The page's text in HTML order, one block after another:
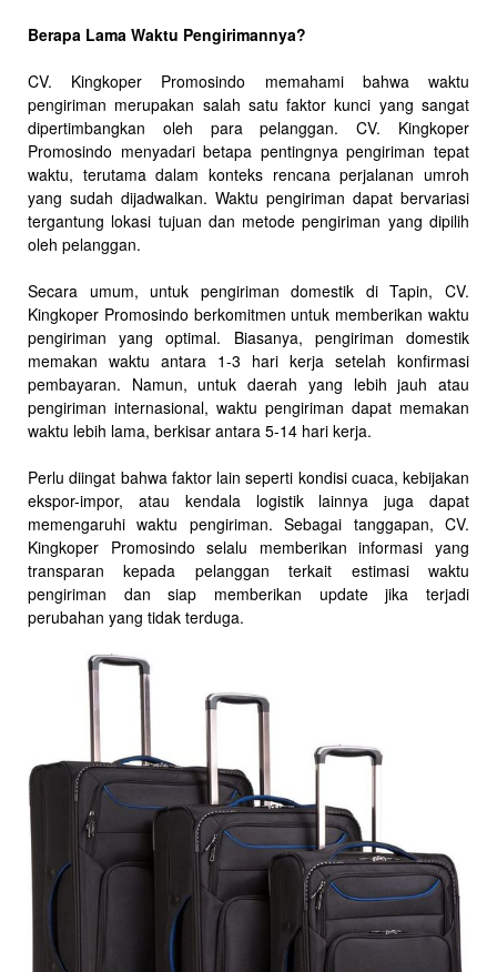
Berapa Lama Waktu Pengirimannya?
CV. Kingkoper Promosindo memahami bahwa waktu
pengiriman merupakan salah satu faktor kunci yang sangat
dipertimbangkan oleh para pelanggan. CV. Kingkoper
Promosindo menyadari betapa pentingnya pengiriman tepat
waktu, terutama dalam konteks rencana perjalanan umroh
yang sudah dijadwalkan. Waktu pengiriman dapat bervariasi
tergantung lokasi tujuan dan metode pengiriman yang dipilih
oleh pelanggan.
Secara umum, untuk pengiriman domestik di Tapin, CV.
Kingkoper Promosindo berkomitmen untuk memberikan waktu
pengiriman yang optimal. Biasanya, pengiriman domestik
memakan waktu antara 1-3 hari kerja setelah konfirmasi
pembayaran. Namun, untuk daerah yang lebih jauh atau
pengiriman internasional, waktu pengiriman dapat memakan
waktu lebih lama, berkisar antara 5-14 hari kerja.
Perlu diingat bahwa faktor lain seperti kondisi cuaca, kebijakan
ekspor-impor, atau kendala logistik lainnya juga dapat
memengaruhi waktu pengiriman. Sebagai tanggapan, CV.
Kingkoper Promosindo selalu memberikan informasi yang
transparan kepada pelanggan terkait estimasi waktu
pengiriman dan siap memberikan update jika terjadi
perubahan yang tidak terduga.